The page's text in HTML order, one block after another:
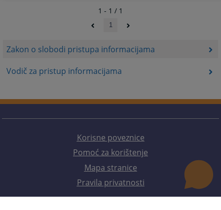
Zakon o slobodi pristupa informacijama
Vodič za pristup informacijama
1 - 1 / 1
1
Korisne poveznice
Pomoć za korištenje
Mapa stranice
Pravila privatnosti